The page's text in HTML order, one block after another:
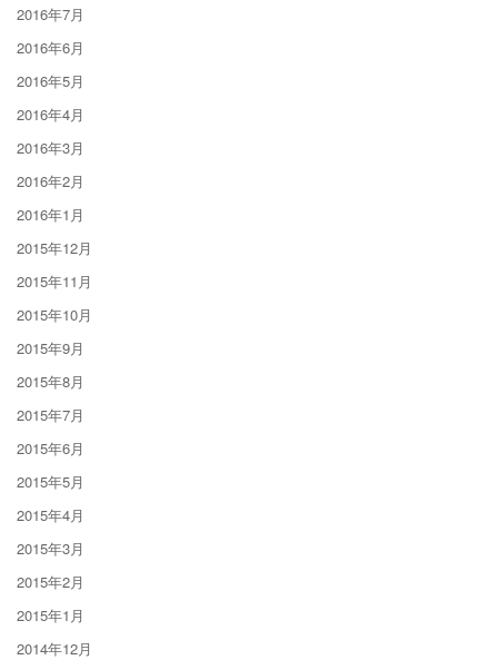
2016年7月
2016年6月
2016年5月
2016年4月
2016年3月
2016年2月
2016年1月
2015年12月
2015年11月
2015年10月
2015年9月
2015年8月
2015年7月
2015年6月
2015年5月
2015年4月
2015年3月
2015年2月
2015年1月
2014年12月